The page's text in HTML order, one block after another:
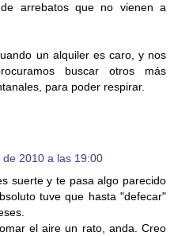
arrebatos que no vienen a
un alquiler es caro, y nos
buscar otros más
para poder respirar.
2010 a las 19:00
suerte y te pasa algo parecido
tuve que hasta "defecar"
el aire un rato, anda. Creo